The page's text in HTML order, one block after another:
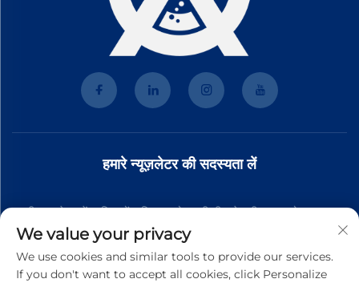
हमारे न्यूज़लेटर की सदस्यता लें
हमारी न्यूज़लेटर में शामिल हों ताकि आपको हमारी टीम से नवीनतम उद्योग समाचार,
अपडेट और अंतर्दृष्टि प्राप्त हो।
We value your privacy
We use cookies and similar tools to provide our services.
If you don't want to accept all cookies, click Personalize